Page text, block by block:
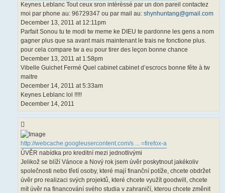
Keynes Leblanc Tout ceux sron intèrèssé par un don pareil contactez
moi par phone au: 96729347 ou par mail au: shynhuntang@gmail.com
December 13, 2011 at 12:11pm
Parfait Sonou tu te modi tw meme ke DIEU te pardonne les gens a nom
gagner plus que sa avant mais maintenant le trais ne fonctione plus.
pour cela compare tw a eu pour tirer des leçon bonne chance
December 13, 2011 at 1:58pm
Vibelle Guichet Fermé Quel cabinet cabinet d’escrocs bonne fête à tw
maitre
December 14, 2011 at 5:33am
Keynes Leblanc lol !!!!!
December 14, 2011
http://webcache.googleusercontent.com/s ... =firefox-a
ÚVĚR nabídka pro kreditní mezi jednotlivými
Jelikož se blíží Vánoce a Nový rok jsem úvěr poskytnout jakékoliv
společnosti nebo třetí osoby, které mají finanční potíže, chcete obdržet
úvěr pro realizaci svých projektů, které chcete využít goodwill, chcete
mít úvěr na financování svého studia v zahraničí, kterou chcete změnit